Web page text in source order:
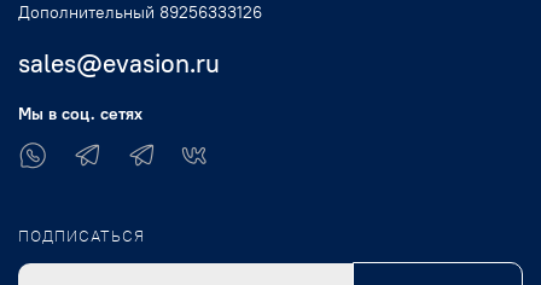
Дополнительный 89256333126
sales@evasion.ru
Мы в соц. сетях
ПОДПИСАТЬСЯ